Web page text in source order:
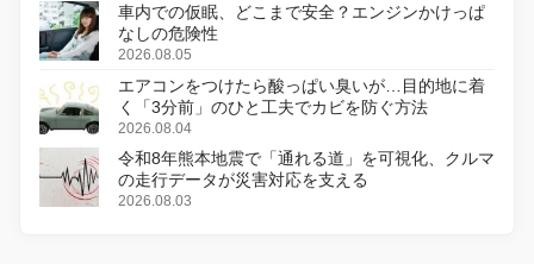
車内での仮眠、どこまで安全？エンジンかけっぱ
なしの危険性
2026.08.05
エアコンをつけたら酸っぱい臭いが…目的地に着
く「3分前」のひと工夫でカビを防ぐ方法
2026.08.04
令和8年熊本地震で「通れる道」を可視化、クルマ
の走行データが災害対応を支える
2026.08.03